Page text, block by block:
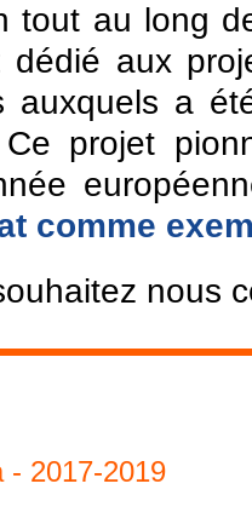
tout au long
dédié aux
auxquels a
Ce projet
comme
nous
- 2017-2019